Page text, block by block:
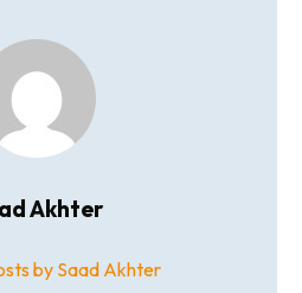
Akhter
by Saad Akhter